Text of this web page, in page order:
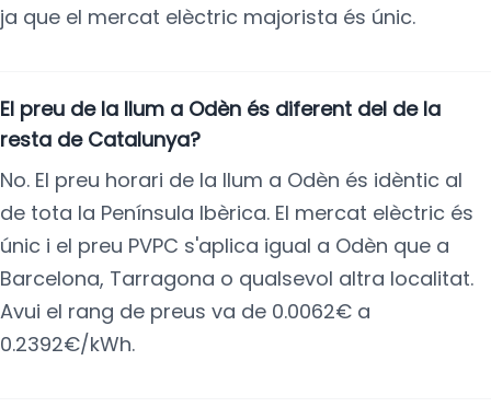
ja que el mercat elèctric majorista és únic.
El preu de la llum a Odèn és diferent del de la
resta de Catalunya?
No. El preu horari de la llum a Odèn és idèntic al
de tota la Península Ibèrica. El mercat elèctric és
únic i el preu PVPC s'aplica igual a Odèn que a
Barcelona, Tarragona o qualsevol altra localitat.
Avui el rang de preus va de 0.0062€ a
0.2392€/kWh.